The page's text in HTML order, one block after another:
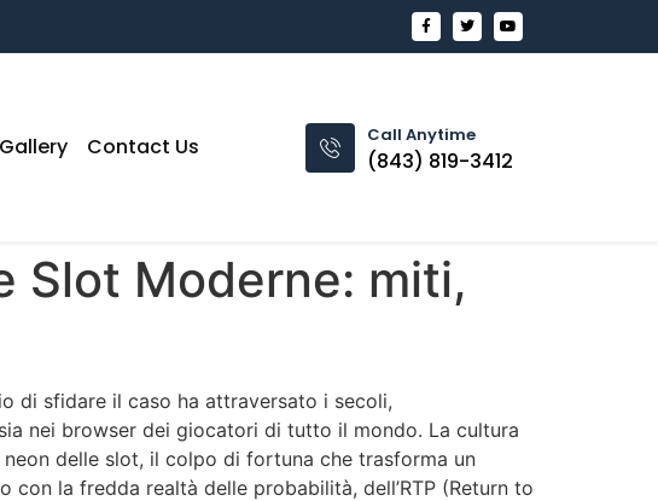
Gallery Contact Us Call Anytime
(843) 819-3412
Slot Moderne: miti,
di sfidare il caso ha attraversato i secoli,
nei browser dei giocatori di tutto il mondo. La cultura
delle slot, il colpo di fortuna che trasforma un
la fredda realtà delle probabilità, dell’RTP (Return to